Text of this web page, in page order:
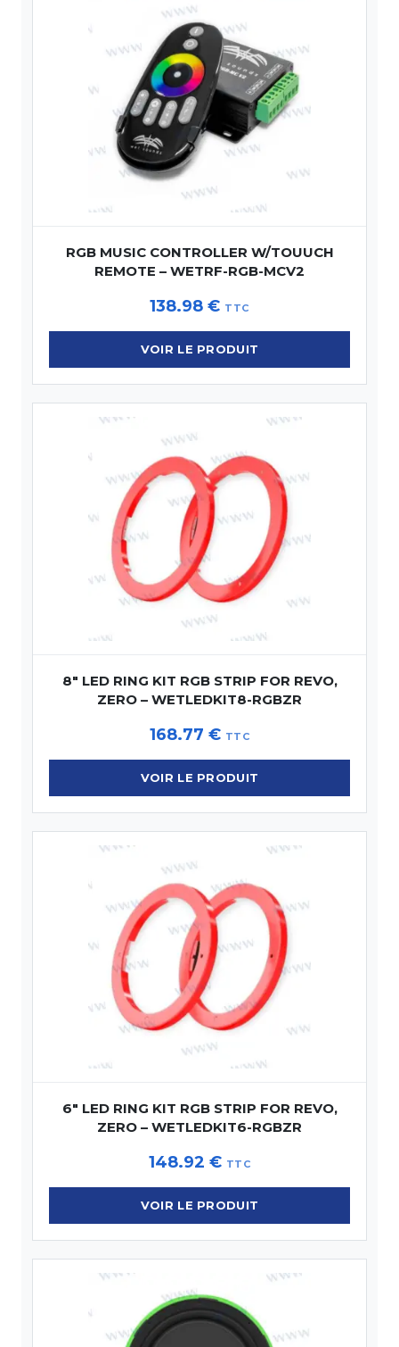
RGB MUSIC CONTROLLER W/TOUUCH
REMOTE – WETRF-RGB-MCV2
138.98€ TTC
VOIR LE PRODUIT
8″ LED RING KIT RGB STRIP FOR REVO,
ZERO – WETLEDKIT8-RGBZR
168.77 € TTC
VOIR LE PRODUIT
6″ LED RING KIT RGB STRIP FOR REVO,
ZERO – WETLEDKIT6-RGBZR
148.92 € TTC
VOIR LE PRODUIT